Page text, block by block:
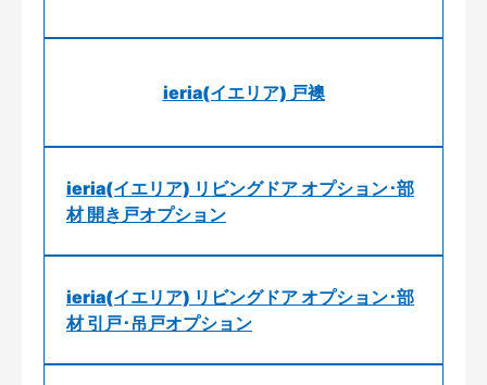
ieria(イエリア) 戸襖
ieria(イエリア) リビングドア オプション･部
材 開き戸オプション
ieria(イエリア) リビングドア オプション･部
材 引戸･吊戸オプション